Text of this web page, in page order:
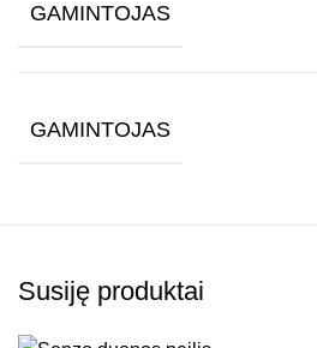
GAMINTOJAS
GAMINTOJAS
Susiję produktai